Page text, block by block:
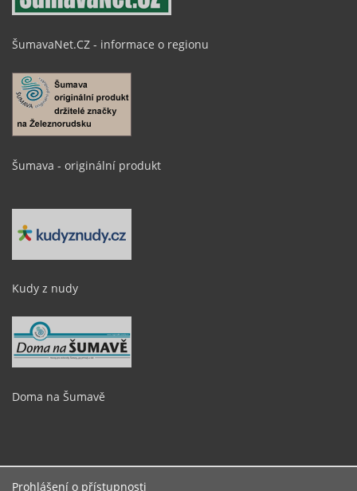
ŠumavaNet.CZ - informace o regionu
Šumava - originální produkt
Kudy z nudy
Doma na Šumavě
Prohlášení o přístupnosti